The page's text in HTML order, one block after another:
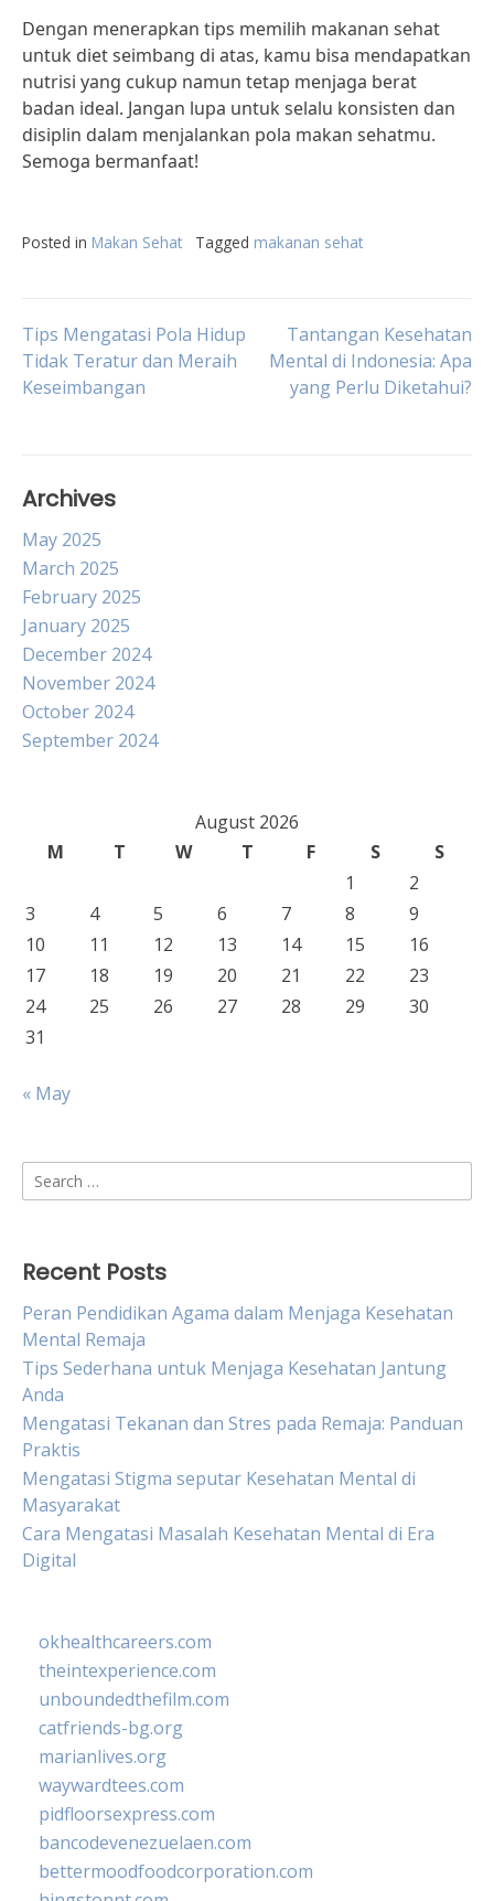
Dengan menerapkan tips memilih makanan sehat
untuk diet seimbang di atas, kamu bisa mendapatkan
nutrisi yang cukup namun tetap menjaga berat
badan ideal. Jangan lupa untuk selalu konsisten dan
disiplin dalam menjalankan pola makan sehatmu.
Semoga bermanfaat!
Posted in Makan Sehat Tagged makanan sehat
Post
navigation
Tips Mengatasi Pola Hidup
Tidak Teratur dan Meraih
Keseimbangan
Tantangan Kesehatan
Mental di Indonesia: Apa
yang Perlu Diketahui?
Archives
May 2025
March 2025
February 2025
January 2025
December 2024
November 2024
October 2024
September 2024
August 2026
M
T W T F S
S
1
2
3
4 5 6 7 8
9
10
11 12 13 14 15
16
17
18 19 20 21 22
23
24
25 26 27 28 29
30
31
« May
Search
for:
Recent Posts
Peran Pendidikan Agama dalam Menjaga Kesehatan
Mental Remaja
Tips Sederhana untuk Menjaga Kesehatan Jantung
Anda
Mengatasi Tekanan dan Stres pada Remaja: Panduan
Praktis
Mengatasi Stigma seputar Kesehatan Mental di
Masyarakat
Cara Mengatasi Masalah Kesehatan Mental di Era
Digital
okhealthcareers.com
theintexperience.com
unboundedthefilm.com
catfriends-bg.org
marianlives.org
waywardtees.com
pidfloorsexpress.com
bancodevenezuelaen.com
bettermoodfoodcorporation.com